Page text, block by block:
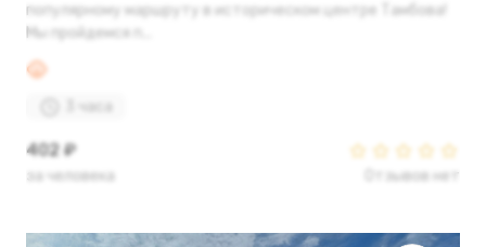
популярному маршруту в историческом центре Тамбова!
Мы пройдемся п...
3 часа
402 ₽
за человека Отзывов нет